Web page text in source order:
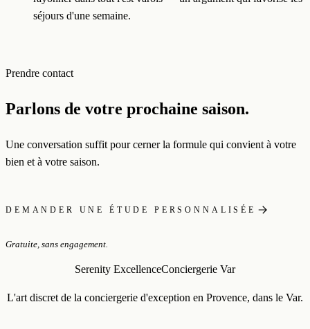
séjours d'une semaine.
Prendre contact
Parlons de votre prochaine saison.
Une conversation suffit pour cerner la formule qui convient à votre
bien et à votre saison.
DEMANDER UNE ÉTUDE PERSONNALISÉE
Gratuite, sans engagement.
Serenity ExcellenceConciergerie Var
L'art discret de la conciergerie d'exception en Provence, dans le Var.